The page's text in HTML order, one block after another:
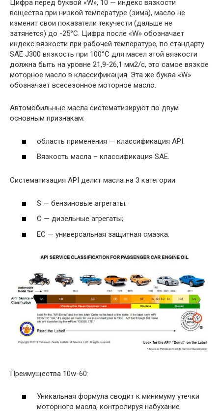
Цифра перед буквой «W», 10 — индекс вязкости
вещества при низкой температуре (зима), масло не
изменит свои показатели текучести (дальше не
затянется) до -25°С. Цифра после «W» обозначает
индекс вязкости при рабочей температуре, по стандарту
SAE J300 вязкость при 100°С для масел этой вязкости
должна быть на уровне 21,9-26,1 мм2/с, это самое вязкое
моторное масло в классификация. Эта же буква «W»
обозначает всесезонное моторное масло.
Автомобильные масла систематизируют по двум
основным признакам:
область применения — классификация API.
Вязкость масла – классификация SAE.
Систематизация API делит масла на 3 категории:
S — бензиновые агрегаты;
С — дизельные агрегаты;
EC — универсальная защитная смазка.
Преимущества 10w-60:
Уникальная формула сводит к минимуму утечки
моторного масла, контролируя набухание